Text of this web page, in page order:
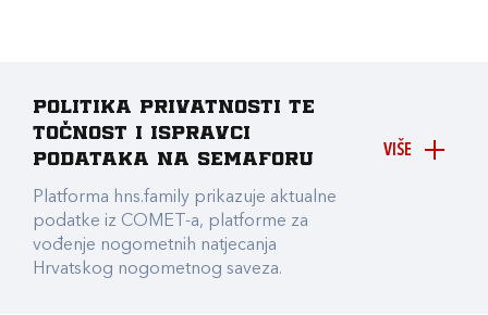
VIŠE
Politika privatnosti te
točnost i ispravci
podataka na Semaforu
Platforma hns.family prikazuje aktualne
podatke iz COMET-a, platforme za
vođenje nogometnih natjecanja
Hrvatskog nogometnog saveza.